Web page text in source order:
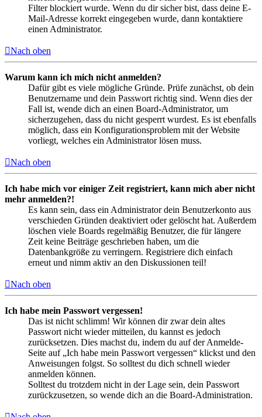
Filter blockiert wurde. Wenn du dir sicher bist, dass deine E-
Mail-Adresse korrekt eingegeben wurde, dann kontaktiere
einen Administrator.
Nach oben
Warum kann ich mich nicht anmelden?
Dafür gibt es viele mögliche Gründe. Prüfe zunächst, ob dein
Benutzername und dein Passwort richtig sind. Wenn dies der
Fall ist, wende dich an einen Board-Administrator, um
sicherzugehen, dass du nicht gesperrt wurdest. Es ist ebenfalls
möglich, dass ein Konfigurationsproblem mit der Website
vorliegt, welches ein Administrator lösen muss.
Nach oben
Ich habe mich vor einiger Zeit registriert, kann mich aber nicht
mehr anmelden?!
Es kann sein, dass ein Administrator dein Benutzerkonto aus
verschieden Gründen deaktiviert oder gelöscht hat. Außerdem
löschen viele Boards regelmäßig Benutzer, die für längere
Zeit keine Beiträge geschrieben haben, um die
Datenbankgröße zu verringern. Registriere dich einfach
erneut und nimm aktiv an den Diskussionen teil!
Nach oben
Ich habe mein Passwort vergessen!
Das ist nicht schlimm! Wir können dir zwar dein altes
Passwort nicht wieder mitteilen, du kannst es jedoch
zurücksetzen. Dies machst du, indem du auf der Anmelde-
Seite auf „Ich habe mein Passwort vergessen“ klickst und den
Anweisungen folgst. So solltest du dich schnell wieder
anmelden können.
Solltest du trotzdem nicht in der Lage sein, dein Passwort
zurückzusetzen, so wende dich an die Board-Administration.